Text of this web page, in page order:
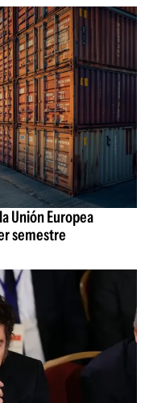
Unión Europea
semestre